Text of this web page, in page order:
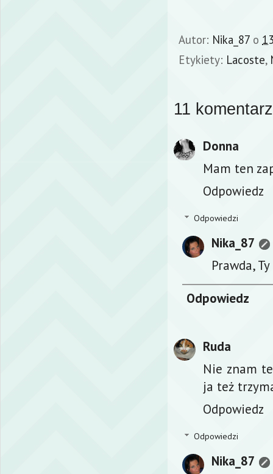
Autor: Nika_87 o
Etykiety: Lacoste,
11
Donna
Mam ten
Odpowiedz
Odpowiedzi
Nika_87
Prawda,
Odpowiedz
Ruda
Nie znam
ja też
Odpowiedz
Odpowiedzi
Nika_87